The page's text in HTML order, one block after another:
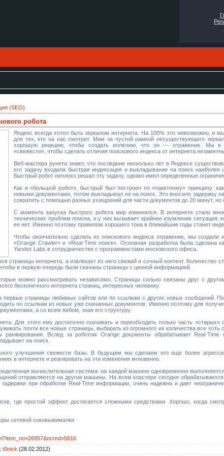
(SEO)
робота
Яндекс всегда хотел быть зеркалом интернета. На 100% это невозможно, и
для тех, кто на нас смотрит. Мим за пустой рамкой несуществующего
хорошую реакцию, чтобы создать иллюзию, что он — отражение. Мы в
«свежести», чтобы сделать отличия поискового индекса от интернета
Веб-мастера рунета знают, что последние несколько лет в Яндексе
его задачу входила быстрая индексация и выкладывание на поиск наиболее
Быстрый робот неплохо решал эту задачу, однако имел определенные
Как и «большой робот», быстрый был построен по «пакетному» принципу:
новыми документами, потом выкладывал ее на поиск. Это вносило задержку
сократить с помощью разных ухищрений для части документов до 20 минут, но
С момента запуска быстрого робота мир изменился. В интернете стало
технических проблем поиска, и у них вызывает крайнее изумление ситуация,
ее нет. Именно поэтому правилом хорошего тона в ближайшие годы станет
Чтобы окончательно сделать из поискового индекса отражение, мы
«Orange Crawler» и «Real-Time поиск». Основная разработка была сделана
Yandex Labs в сотрудничестве с программистами московского офиса.
страницы интернета, а извлекает из него свежий и сочный контент. Количество
в первую очередь были скачаны страницы с ценной информацией.
можно рассматривать независимо. Страницы сильно связаны друг с
бесконечного интернета страниц, интересных человеку.
страницы любимых сайтов или по ссылкам с других новых сообщений.
по ссылкам из новых уже скачанных документов. Именно поэтому для
а со всем вебом, зная его структуру.
Для этого ему достаточно скачивать и переобходить только часть
почти все новые страницы, выбирать из огромного их количества все хоть
ранжирования. Вслед за роботом Orange документы обрабатывает Real-
на поиск.
улучшения свежести базы. В будущем мы сделаем его еще более
в интернете и реагировать на эти изменения мгновенно.
вычислительная система: на каждой машине одновременно
отправляются на другие машины. На всем кластере сегодня
задержки при обработке Real-Time информации, очень надежна и дает
где простой эффект достигается сложными средствами. Хорошо, когда
сетевой соковыжималки
: t0nick (28.02.2012)